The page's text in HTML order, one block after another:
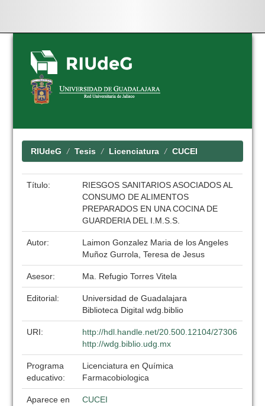
Skip
navigation
RIUdeG Tesis Licenciatura CUCEI
Título:
RIESGOS SANITARIOS ASOCIADOS AL
CONSUMO DE ALIMENTOS
PREPARADOS EN UNA COCINA DE
GUARDERIA DEL I.M.S.S.
Autor:
Laimon Gonzalez Maria de los Angeles
Muñoz Gurrola, Teresa de Jesus
Asesor: Ma. Refugio Torres Vitela
Editorial:
Universidad de Guadalajara
Biblioteca Digital wdg.biblio
URI:
http://hdl.handle.net/20.500.12104/27306
http://wdg.biblio.udg.mx
Programa
educativo:
Licenciatura en Química
Farmacobiologica
Aparece en
CUCEI